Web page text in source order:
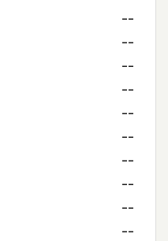
--
--
--
--
--
--
--
--
--
--